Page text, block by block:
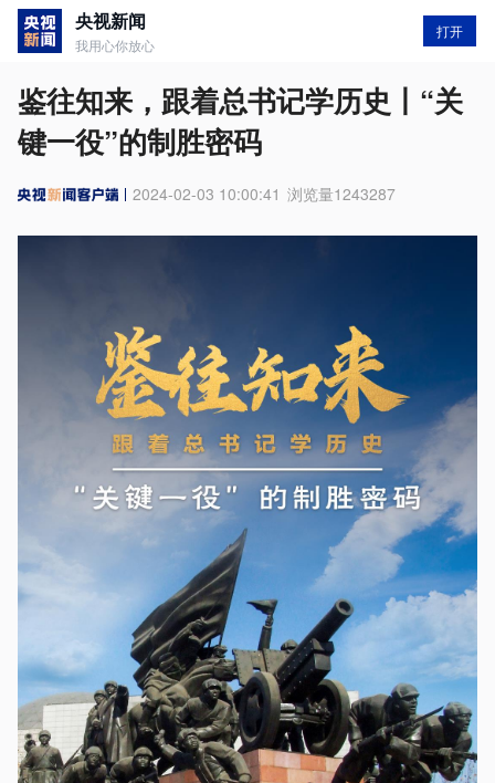
央视新闻
我用心你放心
打开
鉴往知来，跟着总书记学历史丨“关
键一役”的制胜密码
2024-02-03 10:00:41 浏览量1243287